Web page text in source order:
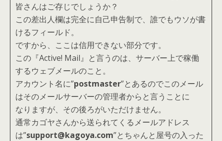
皆さんはご存じでしょうか？
この差出人欄は完全に自己申告制で、誰でもウソが書
けるフィールド。
ですから、ここは信用できない部分です。
この『Active! Mail』 と言うのは、サーバー上で稼働
するウェブメールのこと。
アカウント名に”postmaster”とあるのでこのメール
はそのメールサーバーの管理者からと言うことに
なりますが、その後ろがいただけません。
通常カゴヤさんから送られてくるメールアドレス
は”support@kagoya.com”とちゃんと屋号の入った